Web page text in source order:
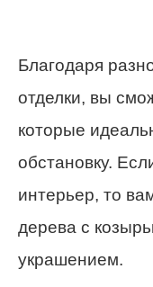
Благодаря
отделки, вы
которые
обстановку.
интерьер, то
дерева с
украшением.